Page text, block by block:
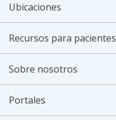
Ubicaciones
Recursos para pacientes
Sobre nosotros
Portales